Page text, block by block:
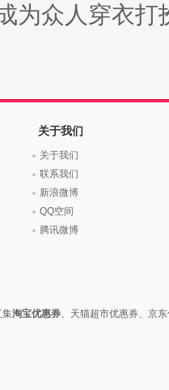
众人穿衣打
关于我们
关于我们
联系我们
新浪微博
QQ空间
腾讯微博
集淘宝优惠券、天猫超市优惠券、京